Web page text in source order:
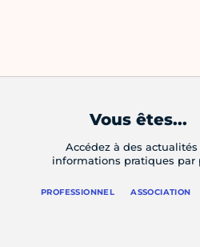
Vous êtes...
Accédez à des
informations pratiques par
PROFESSIONNEL ASSOCIATION